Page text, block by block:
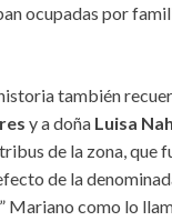
ocupadas por
también
y a doña Luisa
de la zona, que
de la
Mariano como lo